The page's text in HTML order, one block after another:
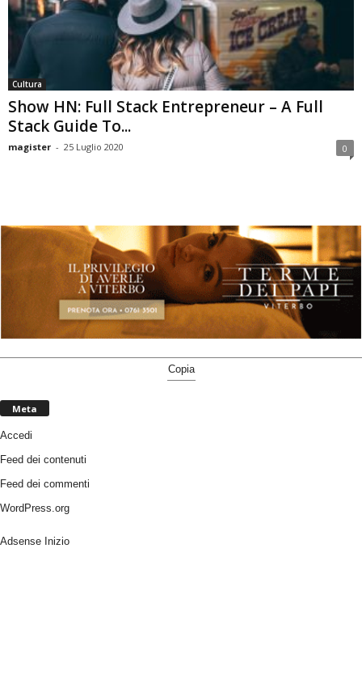
Cultura
Show HN: Full Stack Entrepreneur – A Full
Stack Guide To...
magister - 25 Luglio 2020 0
Copia
Meta
Accedi
Feed dei contenuti
Feed dei commenti
WordPress.org
Adsense Inizio